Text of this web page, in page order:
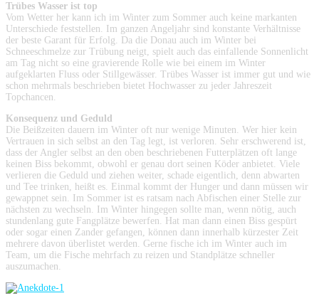
Trübes Wasser ist top
Vom Wetter her kann ich im Winter zum Sommer auch keine markanten
Unterschiede feststellen. Im ganzen Angeljahr sind konstante Verhältnisse
der beste Garant für Erfolg. Da die Donau auch im Winter bei
Schneeschmelze zur Trübung neigt, spielt auch das einfallende Sonnenlicht
am Tag nicht so eine gravierende Rolle wie bei einem im Winter
aufgeklarten Fluss oder Stillgewässer. Trübes Wasser ist immer gut und wie
schon mehrmals beschrieben bietet Hochwasser zu jeder Jahreszeit
Topchancen.
Konsequenz und Geduld
Die Beißzeiten dauern im Winter oft nur wenige Minuten. Wer hier kein
Vertrauen in sich selbst an den Tag legt, ist verloren. Sehr erschwerend ist,
dass der Angler selbst an den oben beschriebenen Futterplätzen oft lange
keinen Biss bekommt, obwohl er genau dort seinen Köder anbietet. Viele
verlieren die Geduld und ziehen weiter, schade eigentlich, denn abwarten
und Tee trinken, heißt es. Einmal kommt der Hunger und dann müssen wir
gewappnet sein. Im Sommer ist es ratsam nach Abfischen einer Stelle zur
nächsten zu wechseln. Im Winter hingegen sollte man, wenn nötig, auch
stundenlang gute Fangplätze bewerfen. Hat man dann einen Biss gespürt
oder sogar einen Zander gefangen, können dann innerhalb kürzester Zeit
mehrere davon überlistet werden. Gerne fische ich im Winter auch im
Team, um die Fische mehrfach zu reizen und Standplätze schneller
auszumachen.